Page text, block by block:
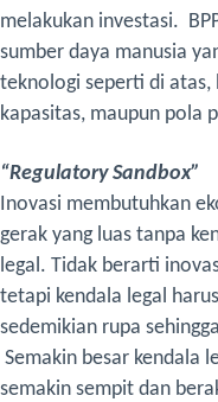
melakukan investasi.
sumber daya manusia
teknologi seperti di atas,
kapasitas, maupun pola
“Regulatory Sandbox”
Inovasi membutuhkan
gerak yang luas tanpa
legal. Tidak berarti
tetapi kendala legal
sedemikian rupa
Semakin besar kendala
semakin sempit dan